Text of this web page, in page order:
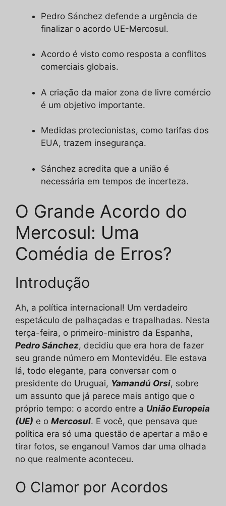
Pedro Sánchez defende a urgência de
finalizar o acordo UE-Mercosul.
Acordo é visto como resposta a conflitos
comerciais globais.
A criação da maior zona de livre comércio
é um objetivo importante.
Medidas protecionistas, como tarifas dos
EUA, trazem insegurança.
Sánchez acredita que a união é
necessária em tempos de incerteza.
O Grande Acordo do
Mercosul: Uma
Comédia de Erros?
Introdução
Ah, a política internacional! Um verdadeiro
espetáculo de palhaçadas e trapalhadas. Nesta
terça-feira, o primeiro-ministro da Espanha,
Pedro Sánchez, decidiu que era hora de fazer
seu grande número em Montevidéu. Ele estava
lá, todo elegante, para conversar com o
presidente do Uruguai, Yamandú Orsi, sobre
um assunto que já parece mais antigo que o
próprio tempo: o acordo entre a União Europeia
(UE) e o Mercosul. E você, que pensava que
política era só uma questão de apertar a mão e
tirar fotos, se enganou! Vamos dar uma olhada
no que realmente aconteceu.
O Clamor por Acordos